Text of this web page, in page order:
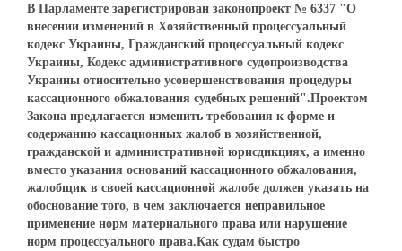
В Парламенте зарегистрирован законопроект № 6337 "О
внесении изменений в Хозяйственный процессуальный
кодекс Украины, Гражданский процессуальный кодекс
Украины, Кодекс административного судопроизводства
Украины относительно усовершенствования процедуры
кассационного обжалования судебных решений".Проектом
Закона предлагается изменить требования к форме и
содержанию кассационных жалоб в хозяйственной,
гражданской и административной юрисдикциях, а именно
вместо указания оснований кассационного обжалования,
жалобщик в своей кассационной жалобе должен указать на
обоснование того, в чем заключается неправильное
применение норм материального права или нарушение
норм процессуального права.Как судам быстро